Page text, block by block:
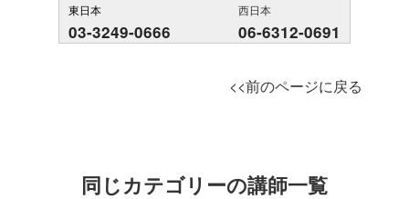
東日本
03-3249-0666
西日本
06-6312-0691
<<前のページに戻る
同じカテゴリーの講師一覧